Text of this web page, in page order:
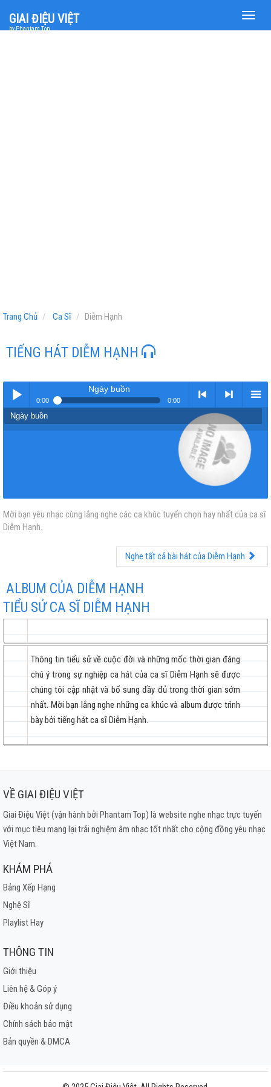
Toggle
GIAI ĐIỆU VIỆT
by Phantam Top
Trang Chủ Ca Sĩ Diễm Hạnh
TIẾNG HÁT DIỄM HẠNH
Play /
pause
Ngày buồn
0:00 0:00
<
previous
> nextmenu
Ngày buồn
Mời bạn yêu nhạc cùng lắng nghe các ca khúc tuyển chọn hay nhất của ca sĩ
Diễm Hạnh.
Nghe tất cả bài hát của Diễm Hạnh
ALBUM CỦA DIỄM HẠNH
TIỂU SỬ CA SĨ DIỄM HẠNH
Thông tin tiểu sử về cuộc đời và những mốc thời gian đáng
chú ý trong sự nghiệp ca hát của ca sĩ Diễm Hạnh sẽ được
chúng tôi cập nhật và bổ sung đầy đủ trong thời gian sớm
nhất. Mời bạn lắng nghe những ca khúc và album được trình
bày bởi tiếng hát ca sĩ Diễm Hạnh.
VỀ GIAI ĐIỆU VIỆT
Giai Điệu Việt (vận hành bởi Phantam Top) là website nghe nhạc trực tuyến
với mục tiêu mang lại trải nghiệm âm nhạc tốt nhất cho cộng đồng yêu nhạc
Việt Nam.
KHÁM PHÁ
Bảng Xếp Hạng
Nghệ Sĩ
Playlist Hay
THÔNG TIN
Giới thiệu
Liên hệ & Góp ý
Điều khoản sử dụng
Chính sách bảo mật
Bản quyền & DMCA